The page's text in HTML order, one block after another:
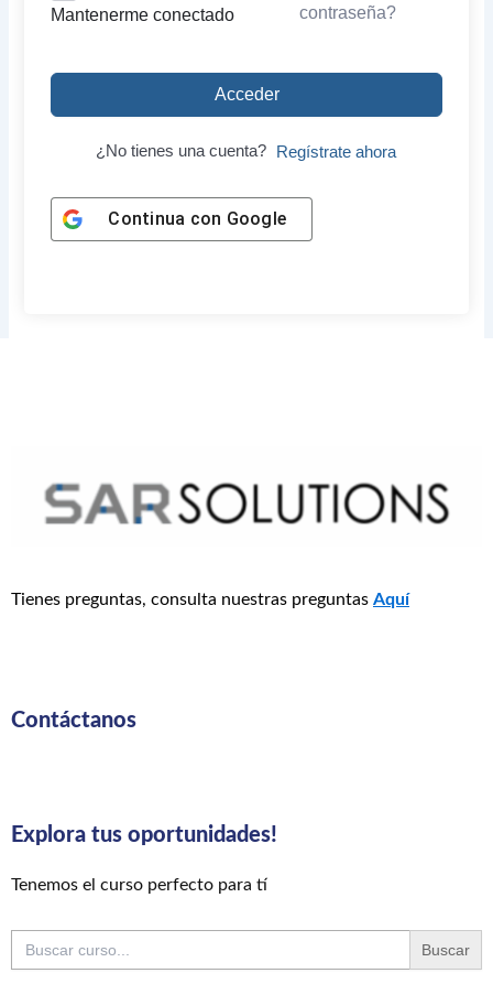
Mantenerme conectado
contraseña?
Acceder
¿No tienes una cuenta? Regístrate ahora
Continua con Google
Tienes preguntas, consulta nuestras preguntas Aquí
Contáctanos
Explora tus oportunidades!
Tenemos el curso perfecto para tí
Buscar: